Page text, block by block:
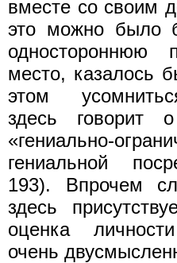
вместе со своим
это можно было
одностороннюю
место, казалось
этом
здесь говорит
«гениально-
гениальной
193). Впрочем
здесь
оценка
очень